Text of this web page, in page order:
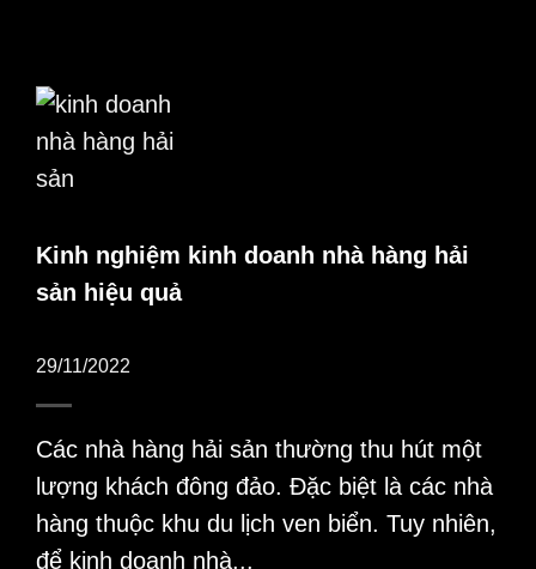
Kinh nghiệm kinh doanh nhà hàng hải
sản hiệu quả
29/11/2022
Các nhà hàng hải sản thường thu hút một
lượng khách đông đảo. Đặc biệt là các nhà
hàng thuộc khu du lịch ven biển. Tuy nhiên,
để kinh doanh nhà...